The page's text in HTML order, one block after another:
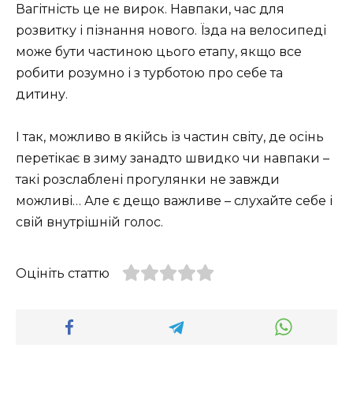
Вагітність це не вирок. Навпаки, час для
розвитку і пізнання нового. Їзда на велосипеді
може бути частиною цього етапу, якщо все
робити розумно і з турботою про себе та
дитину.
І так, можливо в якійсь із частин світу, де осінь
перетікає в зиму занадто швидко чи навпаки –
такі розслаблені прогулянки не завжди
можливі… Але є дещо важливе – слухайте себе і
свій внутрішній голос.
Оцініть статтю